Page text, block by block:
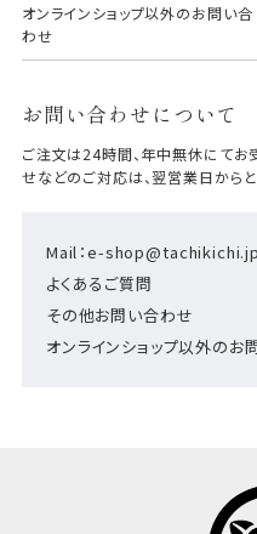
オンラインショップ以外のお問い合
わせ
お問い合わせについて
Mail：e-shop@tachikichi.jp
よくあるご質問
その他お問い合わせ
オンラインショップ以外のお
ご注文は24時間、年中無休にてお
せなどのご対応は、翌営業日からと